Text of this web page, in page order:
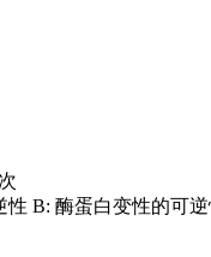
次
性 B: 酶蛋白变性的可